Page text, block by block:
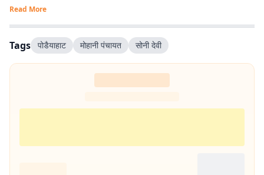
Read More
Tags पोडैयाहाट मोहानी पंचायत सोनी देवी